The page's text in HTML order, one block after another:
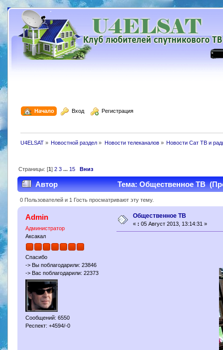
Начало Вход Регистрация
U4ELSAT» Новостной раздел » Новости телеканалов» Новости Сат ТВ и
Страницы: [1] 2 3 ... 15 Вниз
Автор Тема: Общественное ТВ
0 Пользователей и 1 Гость просматривают эту тему.
Admin
Администратор
Аксакал
Спасибо
-> Вы поблагодарили: 23846
-> Вас поблагодарили: 22373
Сообщений: 6550
Респект: +4594/-0
Общественное ТВ
« : 05 Август 2013, 13:14:31 »